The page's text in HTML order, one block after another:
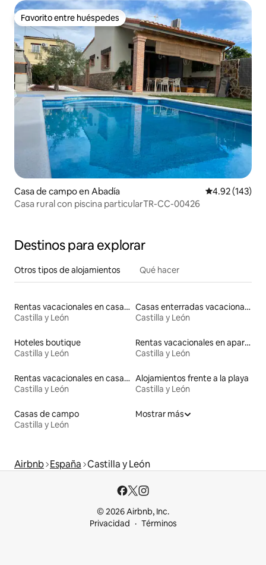
Favorito entre huéspedes
Favorito entre huéspedes
Casa de campo en Abadía Calificación
4.92 (143)
Casa rural con piscina particularTR-CC-00426
Destinos para explorar
Otros tipos de alojamientos Qué hacer
Rentas vacacionales en casas rodantes
Castilla y León
Casas enterradas vacacionales
Castilla y León
Hoteles boutique
Castilla y León
Rentas vacacionales en apartoteles
Castilla y León
Rentas vacacionales en casas con inodoro de altura accesible
Castilla y León
Alojamientos frente a la playa
Castilla y León
Casas de campo
Castilla y León
Mostrar más
Airbnb España Castilla y León
© 2026 Airbnb, Inc.
Privacidad
Términos